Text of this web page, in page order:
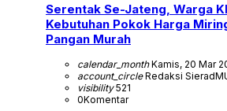
Serentak Se-Jateng, Warga
Kebutuhan Pokok Harga
Pangan Murah
calendar_monthKamis, 20 Mar
account_circleRedaksi
visibility521
0Komentar